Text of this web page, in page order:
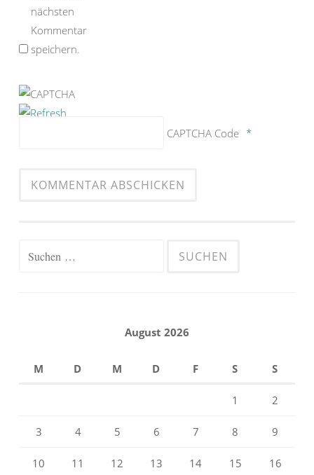
nächsten
Kommentar
speichern.
CAPTCHA Code *
Suchen
August 2026
M D M D F S S
1 2
3 4 5 6 7 8 9
10 11 12 13 14 15 16